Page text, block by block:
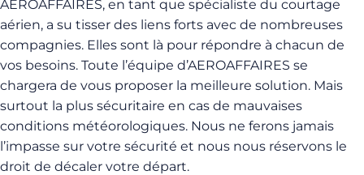
AEROAFFAIRES, en tant que spécialiste du courtage
aérien, a su tisser des liens forts avec de nombreuses
compagnies. Elles sont là pour répondre à chacun de
vos besoins. Toute l’équipe d’AEROAFFAIRES se
chargera de vous proposer la meilleure solution. Mais
surtout la plus sécuritaire en cas de mauvaises
conditions météorologiques. Nous ne ferons jamais
l’impasse sur votre sécurité et nous nous réservons le
droit de décaler votre départ.